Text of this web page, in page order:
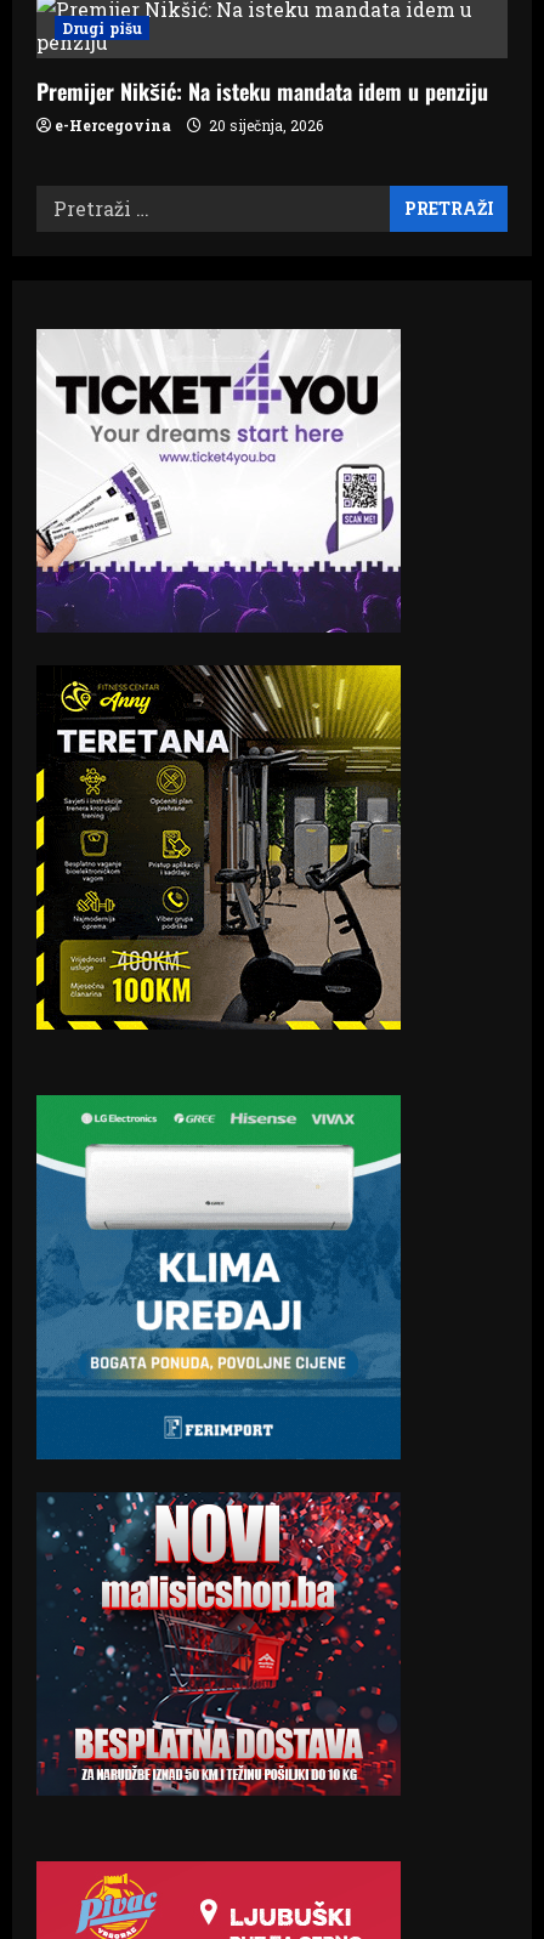
Drugi pišu
Premijer Nikšić: Na isteku mandata idem u penziju
e-Hercegovina 20 siječnja, 2026
Pretraži: